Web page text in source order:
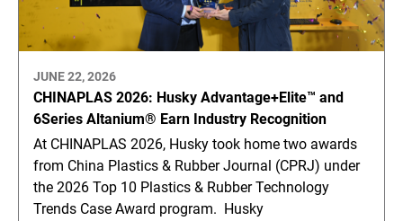
JUNE 22, 2026
CHINAPLAS 2026: Husky Advantage+Elite™ and
6Series Altanium® Earn Industry Recognition
At CHINAPLAS 2026, Husky took home two awards
from China Plastics & Rubber Journal (CPRJ) under
the 2026 Top 10 Plastics & Rubber Technology
Trends Case Award program. Husky